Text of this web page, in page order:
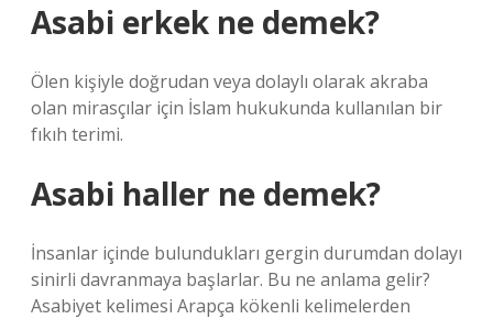
Asabi erkek ne demek?
Ölen kişiyle doğrudan veya dolaylı olarak akraba
olan mirasçılar için İslam hukukunda kullanılan bir
fıkıh terimi.
Asabi haller ne demek?
İnsanlar içinde bulundukları gergin durumdan dolayı
sinirli davranmaya başlarlar. Bu ne anlama gelir?
Asabiyet kelimesi Arapça kökenli kelimelerden